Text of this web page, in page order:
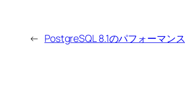
← PostgreSQL 8.1のパフォーマンス